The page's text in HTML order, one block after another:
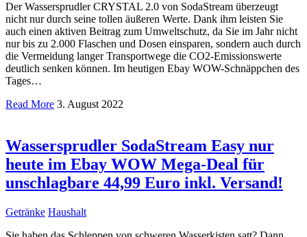
Der Wassersprudler CRYSTAL 2.0 von SodaStream überzeugt
nicht nur durch seine tollen äußeren Werte. Dank ihm leisten Sie
auch einen aktiven Beitrag zum Umweltschutz, da Sie im Jahr nicht
nur bis zu 2.000 Flaschen und Dosen einsparen, sondern auch durch
die Vermeidung langer Transportwege die CO2-Emissionswerte
deutlich senken können. Im heutigen Ebay WOW-Schnäppchen des
Tages…
Read More 3. August 2022
Wassersprudler SodaStream Easy nur
heute im Ebay WOW Mega-Deal für
unschlagbare 44,99 Euro inkl. Versand!
Getränke Haushalt